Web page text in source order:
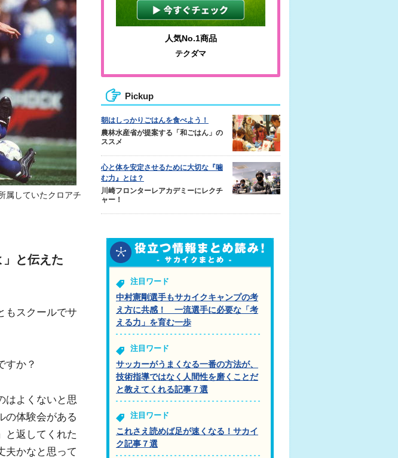
属していたクロアチ
と伝えた
もスクールでサ
すか？
はよくないと思
の体験会がある
と返してくれた
夫かなと思って
ぎの張りや疲れに
レッグリカバリー
人気No.1商品
テクダマ
Pickup
朝はしっかりごはんを食べよう！
農林水産省が提案する「和ごはん」の
ススメ
心と体を安定させるために大切な『噛
む力』とは？
川崎フロンターレアカデミーにレクチ
ャー！
注目ワード
中村憲剛選手もサカイクキャンプの考
え方に共感！ 一流選手に必要な「考
える力」を育む一歩
注目ワード
サッカーがうまくなる一番の方法が、
技術指導ではなく人間性を磨くことだ
と教えてくれる記事７選
注目ワード
これさえ読めば足が速くなる！サカイ
ク記事７選